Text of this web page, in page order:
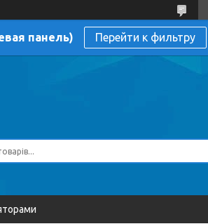
панель) Перейти к фильтру